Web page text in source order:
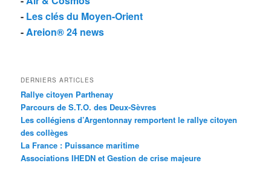
- Les clés du Moyen-Orient
-Areion® 24 news
DERNIERS ARTICLES
Rallye citoyen Parthenay
Parcours de S.T.O. des Deux-Sèvres
Les collégiens d’Argentonnay remportent le rallye citoyen
des collèges
La France : Puissance maritime
Associations IHEDN et Gestion de crise majeure